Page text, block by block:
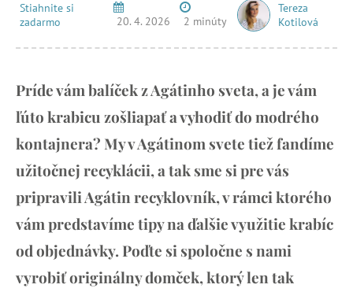
Stiahnite si
zadarmo
20. 4. 2026 2 minúty
Tereza
Kotilová
Príde vám balíček z Agátinho sveta, a je vám
ľúto krabicu zošliapať a vyhodiť do modrého
kontajnera? My v Agátinom svete tiež fandíme
užitočnej recyklácii, a tak sme si pre vás
pripravili Agátin recyklovník, v rámci ktorého
vám predstavíme tipy na ďalšie využitie krabíc
od objednávky. Poďte si spoločne s nami
vyrobiť originálny domček, ktorý len tak